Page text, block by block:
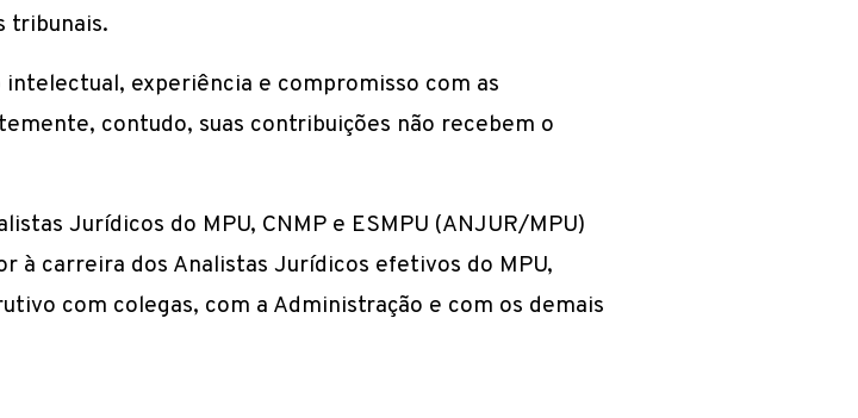
tribunais.
experiência e compromisso com as
contudo, suas contribuições não recebem o
Jurídicos do MPU, CNMP e ESMPU (ANJUR/MPU)
à carreira dos Analistas Jurídicos efetivos do MPU,
com colegas, com a Administração e com os demais